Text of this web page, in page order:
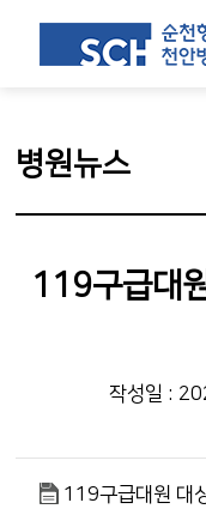
병원뉴스
119구급대
작성일 :
119구급대원 대